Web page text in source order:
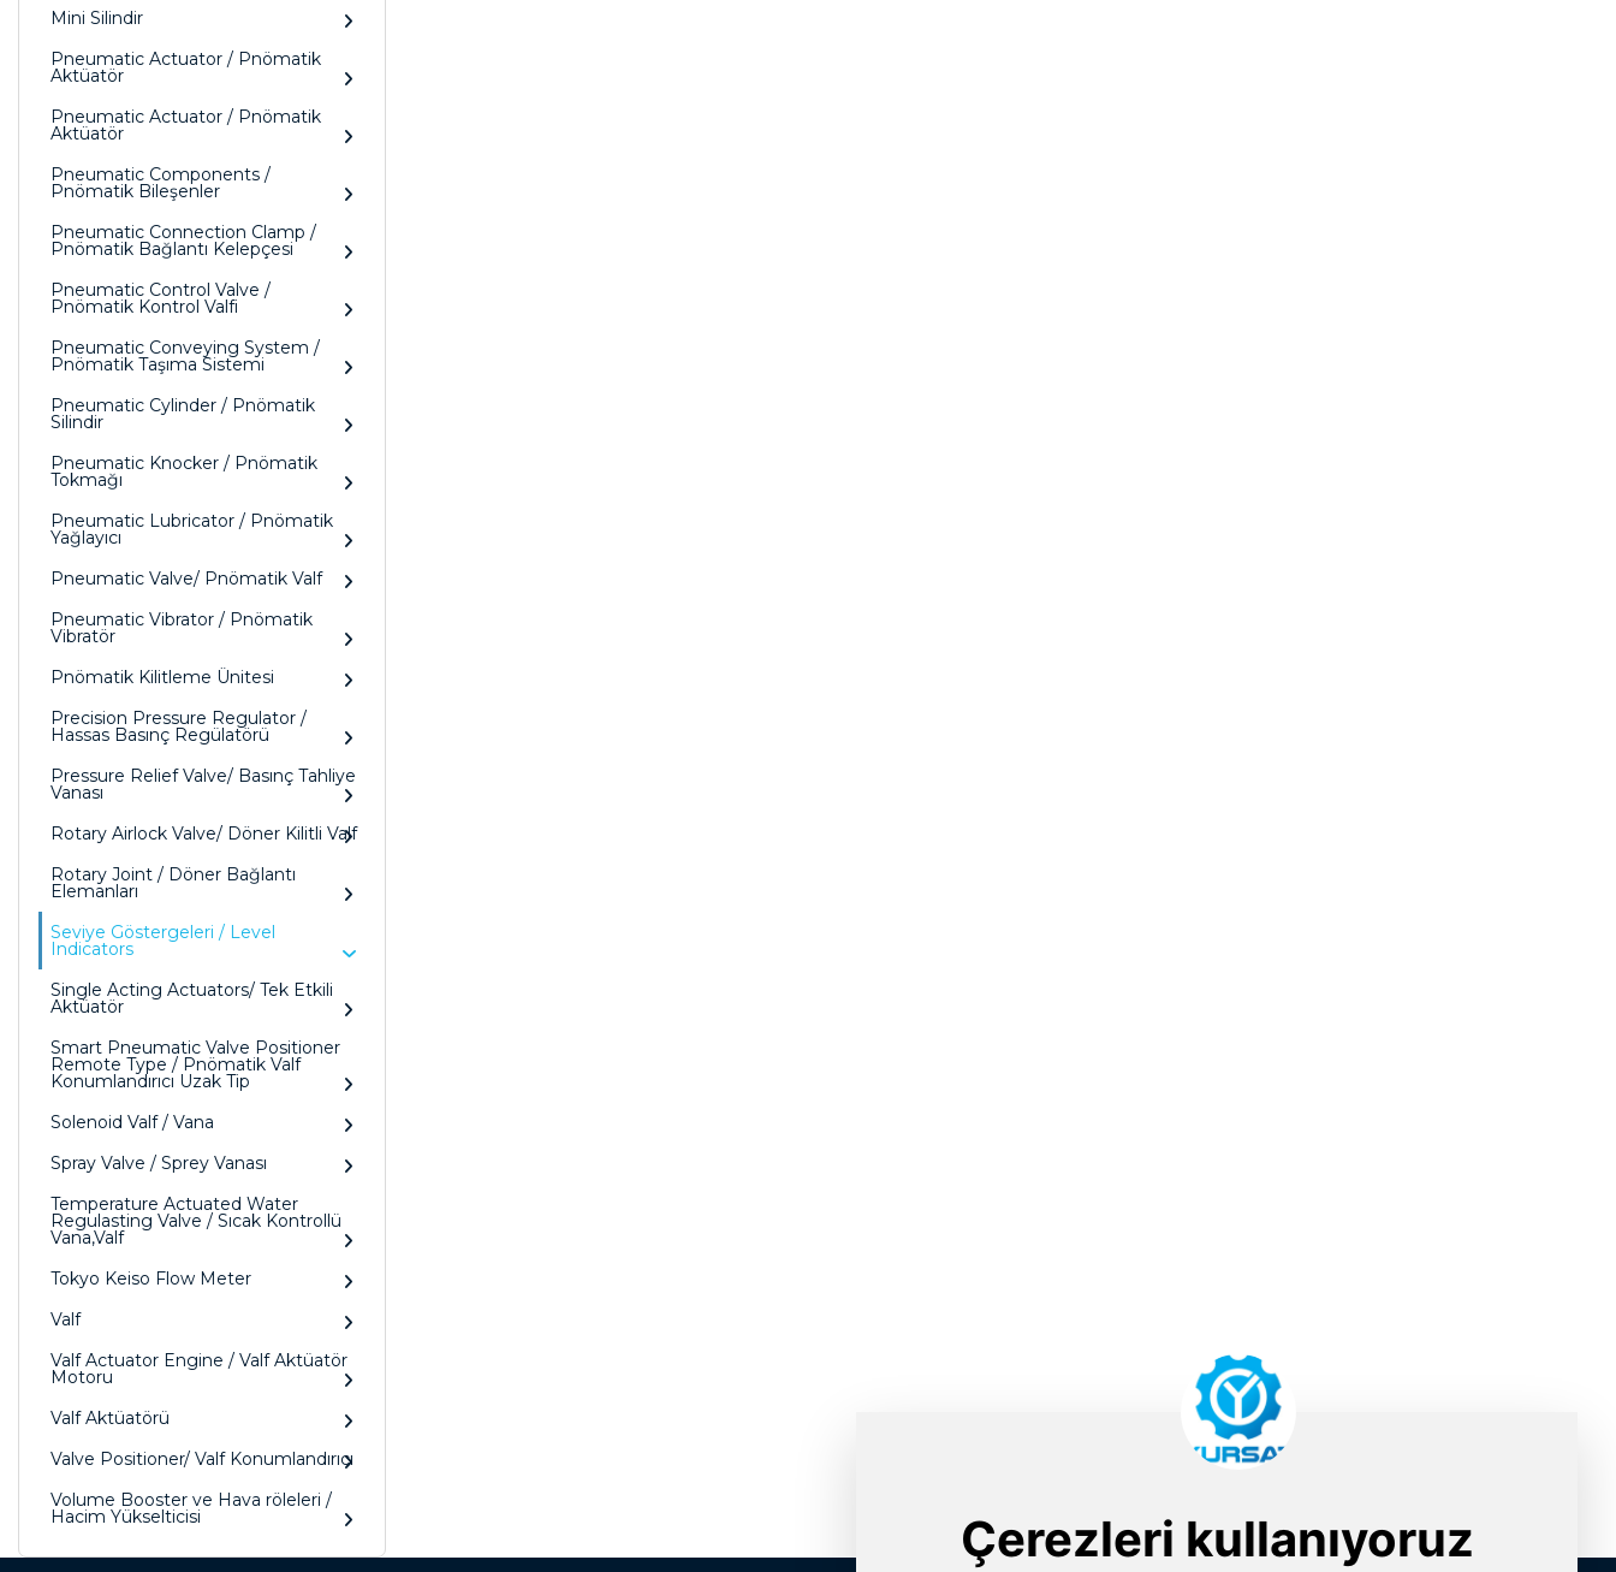
Mini Silindir
Pneumatic Actuator / Pnömatik
Aktüatör
Pneumatic Actuator / Pnömatik
Aktüatör
Pneumatic Components /
Pnömatik Bileşenler
Pneumatic Connection Clamp /
Pnömatik Bağlantı Kelepçesi
Pneumatic Control Valve /
Pnömatik Kontrol Valfi
Pneumatic Conveying System /
Pnömatik Taşıma Sistemi
Pneumatic Cylinder / Pnömatik
Silindir
Pneumatic Knocker / Pnömatik
Tokmağı
Pneumatic Lubricator / Pnömatik
Yağlayıcı
Pneumatic Valve/ Pnömatik Valf
Pneumatic Vibrator / Pnömatik
Vibratör
Pnömatik Kilitleme Ünitesi
Precision Pressure Regulator /
Hassas Basınç Regülatörü
Pressure Relief Valve/ Basınç Tahliye
Vanası
Rotary Airlock Valve/ Döner Kilitli Valf
Rotary Joint / Döner Bağlantı
Elemanları
Seviye Göstergeleri / Level
Indicators
Single Acting Actuators/ Tek Etkili
Aktüatör
Smart Pneumatic Valve Positioner
Remote Type / Pnömatik Valf
Konumlandırıcı Uzak Tip
Solenoid Valf / Vana
Spray Valve / Sprey Vanası
Temperature Actuated Water
Regulasting Valve / Sıcak Kontrollü
Vana,Valf
Tokyo Keiso Flow Meter
Valf
Valf Actuator Engine / Valf Aktüatör
Motoru
Valf Aktüatörü
Valve Positioner/ Valf Konumlandırıcı
Volume Booster ve Hava röleleri /
Hacim Yükselticisi